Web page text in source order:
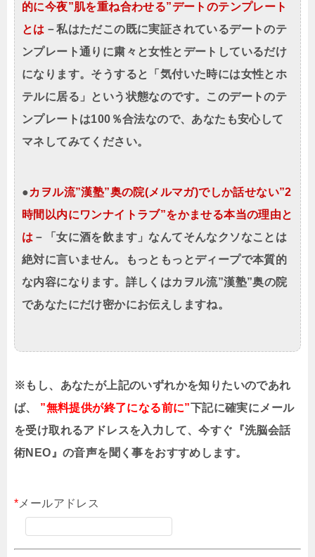
的に今夜”肌を重ね合わせる”デートのテンプレート
とは －私はただこの既に実証されているデートのテ
ンプレート通りに粛々と女性とデートしているだけ
になります。そうすると「気付いた時には女性とホ
テルに居る」という状態なのです。このデートのテ
ンプレートは100％合法なので、あなたも安心して
マネしてみてください。
●カヲル流”漢塾”奥の院(メルマガ)でしか話せない”2
時間以内にワンナイトラブ”をかませる本当の理由と
は －「女に酒を飲ます」なんてそんなクソなことは
絶対に言いません。もっともっとディープで本質的
な内容になります。詳しくはカヲル流”漢塾”奥の院
であなたにだけ密かにお伝えしますね。
※もし、あなたが上記のいずれかを知りたいのであれ
ば、
”無料提供が終了になる前に”下記に確実にメール
を受け取れるアドレスを入力して、今すぐ『洗脳会話
術NEO』の音声を聞く事をおすすめします。
*メールアドレス